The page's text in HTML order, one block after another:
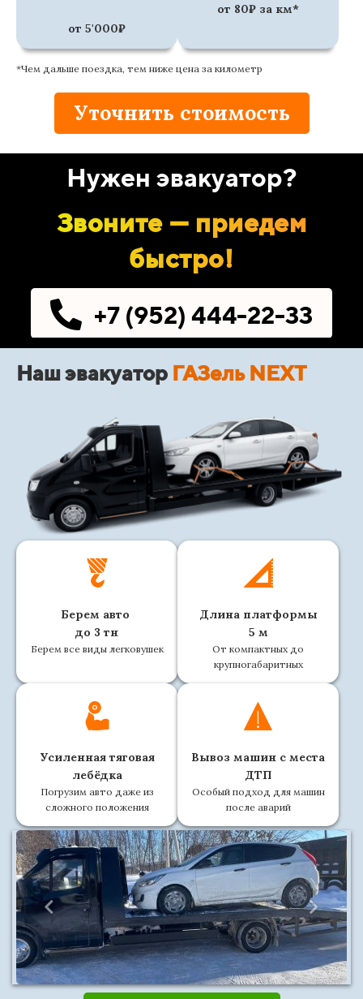
от 5'000₽
от 80₽ за км*
*Чем дальше поездка, тем ниже цена за километр
Уточнить стоимость
Нужен эвакуатор?
Звоните — приедем
быстро!
+7 (952) 444-22-33
Наш эвакуатор ГАЗель NEXT
Берем авто
до 3 тн
Берем все виды легковушек
Длина платформы
5 м
От компактных до
крупногабаритных
Усиленная тяговая
лебёдка
Погрузим авто даже из
сложного положения
Вывоз машин с места
ДТП
Особый подход для машин
после аварий